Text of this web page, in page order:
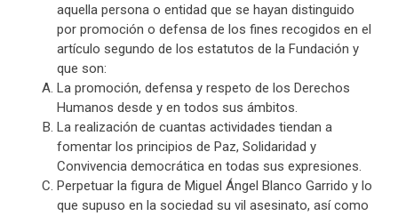
aquella persona o entidad que se hayan distinguido
por promoción o defensa de los fines recogidos en el
artículo segundo de los estatutos de la Fundación y
que son:
La promoción, defensa y respeto de los Derechos
Humanos desde y en todos sus ámbitos.
La realización de cuantas actividades tiendan a
fomentar los principios de Paz, Solidaridad y
Convivencia democrática en todas sus expresiones.
Perpetuar la figura de Miguel Ángel Blanco Garrido y lo
que supuso en la sociedad su vil asesinato, así como